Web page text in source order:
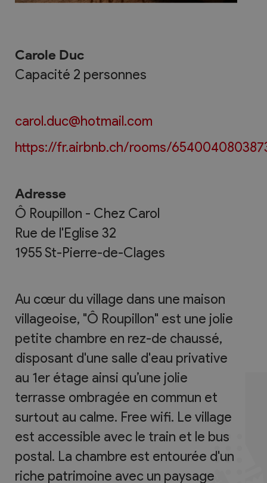
Carole Duc
Capacité 2 personnes
carol.duc@hotmail.com
https://fr.airbnb.ch/rooms/
Adresse
Ô Roupillon - Chez Carol
Rue de l'Eglise 32
1955St-Pierre-de-Clages
Au cœur du village dans une maison
villageoise, "Ô Roupillon" est une jolie
petite chambre en rez-de chaussé,
disposant d'une salle d'eau privative
au 1er étage ainsi qu’une jolie
terrasse ombragée en commun et
surtout au calme. Free wifi. Le village
est accessible avec le train et le bus
postal. La chambre est entourée d'un
riche patrimoine avec un paysage